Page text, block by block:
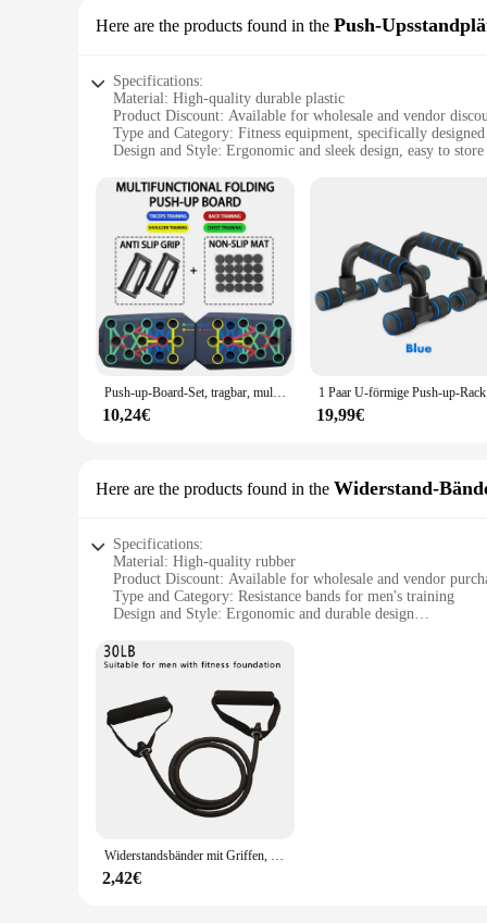
Here are the products found in the Push-
Specifications:
Material: High-quality durable plastic
Product Discount: Available for wholesale and vendor
Type and Category: Fitness equipment, specifically
Design and Style: Ergonomic and sleek design, easy to
Typical Adaptive Scenario: Ideal for home gyms, fitness
Shape or Size or Weight or Quantity: Lightweight and
Features:
|Vendors|
**Elevate Your Fitness Routine**
The männer traning Push-Upsstandplätze are the perfect
versatility and effectiveness of your training routine.
achieve better results. The ergonomic design ensures
Crafted from high-quality durable plastic, these push-up
during the most challenging workouts. Whether you're a
Whether you're a personal trainer, a fitness enthusiast, or
wide range of applicable scenarios, from home gyms to
Push-up-Board-Set, tragbar, multifunktional, Push-up-Stange, faltbar, Fitnessgeräte für Brust, Bauch, Arme/Rücken, Training
10,24€ 19,99€
Here are the products found in the Widerstand-
Specifications:
Material: High-quality rubber
Product Discount: Available for wholesale and vendor
Type and Category: Resistance bands for men's training
Design and Style: Ergonomic and durable design
Typical Adaptive Scenario: Suitable for various fitness levels
Shape or Size or Weight or Quantity: Available in multiple
Features:
|Wholesale|
**Enhanced Fitness Experience**
The männer traning Widerstand-Bänder are designed to
comfortable grip and consistent resistance throughout
stretching to strength training. Their ergonomic design
These resistance bands are not just for men; they're for
trainers. They're lightweight and portable, making them an
Widerstandsbänder mit Griffen, Übungsbändern, Trainingsbänder mit Griffen für Männer und Frauen, Krafttrainingsgeräte zu Hause
2,42€